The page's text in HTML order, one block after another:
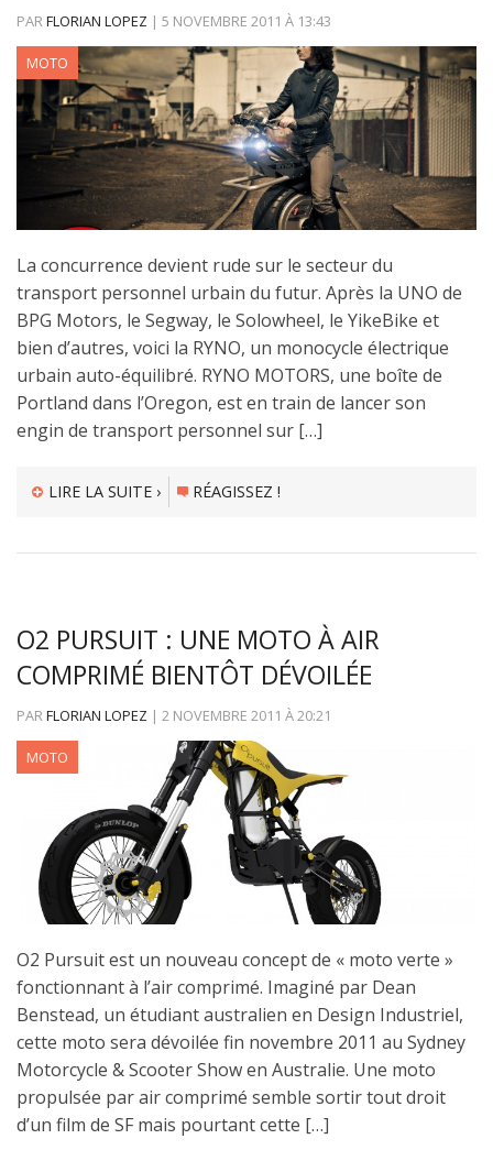
PARFLORIAN LOPEZ | 5 NOVEMBRE 2011 À 13:43
MOTO
La concurrence devient rude sur le secteur du
transport personnel urbain du futur. Après la UNO de
BPG Motors, le Segway, le Solowheel, le YikeBike et
bien d’autres, voici la RYNO, un monocycle électrique
urbain auto-équilibré. RYNO MOTORS, une boîte de
Portland dans l’Oregon, est en train de lancer son
engin de transport personnel sur […]
LIRE LA SUITE › RÉAGISSEZ !
O2 PURSUIT : UNE MOTO À AIR
COMPRIMÉ BIENTÔT DÉVOILÉE
PARFLORIAN LOPEZ | 2 NOVEMBRE 2011 À20:21
MOTO
O2 Pursuit est un nouveau concept de « moto verte »
fonctionnant à l’air comprimé. Imaginé par Dean
Benstead, un étudiant australien en Design Industriel,
cette moto sera dévoilée fin novembre 2011 au Sydney
Motorcycle & Scooter Show en Australie. Une moto
propulsée par air comprimé semble sortir tout droit
d’un film de SF mais pourtant cette […]